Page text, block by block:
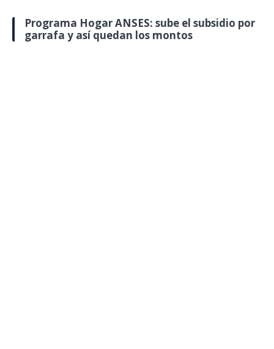
Programa Hogar ANSES: sube el subsidio por
garrafa y así quedan los montos